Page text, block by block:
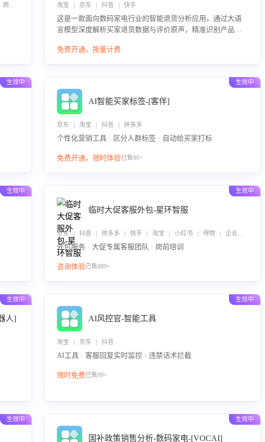
京东 | 快手 | 抖音 | 淘宝 | 小红书 | 得物 | 企业微信 | 跨平台 淘宝 | 京东 | 抖音 | 快手
这是一款面向数码家电行业的智能退货分析应用，通过大语
言模型深度解析买家退货数据与评价原声，精准识别产品质
改进建议，通过挖掘用户痛点驱动产品迭代，从根本上降低
免费开通，按量计费
生效中 生效中
AI智能买家标签-[客伴]
京东 | 淘宝 | 抖音 | 拼多多
个性化营销工具 · 区分人群标签 · 自动给买家打标
免费开通，限时体验已售99+
生效中 生效中
临时大促客服外包-星环智服
京东 | 抖音 | 拼多多 | 快手 | 淘宝 | 小红书 | 得物 | 企业微信
外包服务 · 大促专属客服团队 · 岗前培训
咨询体验已售889+
生效中
人]
生效中
AI风控官-智能工具
淘宝 | 京东 | 抖音
AI工具 · 客服回复实时监控 · 违禁话术拦截
限时免费已售99+
生效中 生效中
国补政策销售分析-数码家电-[VOCAI]